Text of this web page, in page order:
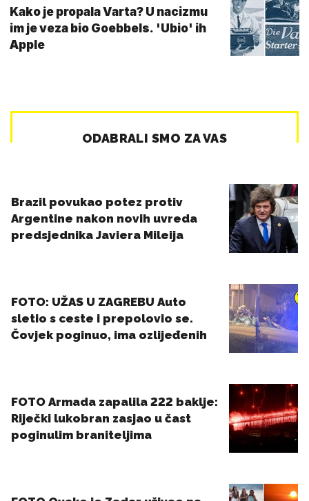
Kako je propala Varta? U nacizmu
im je veza bio Goebbels. 'Ubio' ih
Apple